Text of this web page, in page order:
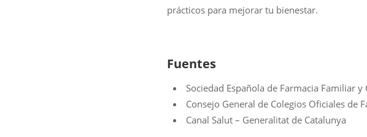
prácticos para mejorar tu bienestar.
Fuentes
Sociedad Española de Farmacia Familiar y
Consejo General de Colegios Oficiales de
Canal Salut – Generalitat de Catalunya